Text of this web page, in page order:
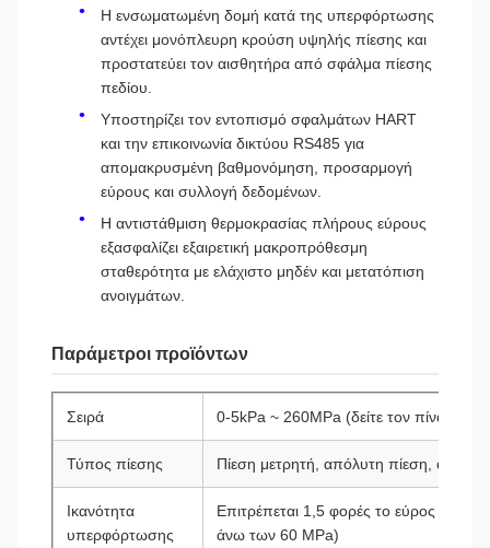
Η ενσωματωμένη δομή κατά της υπερφόρτωσης
αντέχει μονόπλευρη κρούση υψηλής πίεσης και
προστατεύει τον αισθητήρα από σφάλμα πίεσης
πεδίου.
Υποστηρίζει τον εντοπισμό σφαλμάτων HART
και την επικοινωνία δικτύου RS485 για
απομακρυσμένη βαθμονόμηση, προσαρμογή
εύρους και συλλογή δεδομένων.
Η αντιστάθμιση θερμοκρασίας πλήρους εύρους
εξασφαλίζει εξαιρετική μακροπρόθεσμη
σταθερότητα με ελάχιστο μηδέν και μετατόπιση
ανοιγμάτων.
Παράμετροι προϊόντων
Σειρά 0-5kPa ~ 260MPa (δείτε τον πίνακα
Τύπος πίεσης Πίεση μετρητή, απόλυτη πίεση,
Ικανότητα
υπερφόρτωσης
Επιτρέπεται 1,5 φορές το εύρος του
άνω των 60 MPa)